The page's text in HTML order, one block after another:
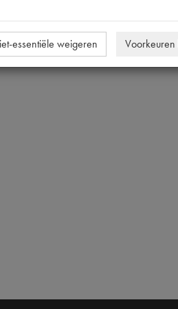
essentiële weigeren